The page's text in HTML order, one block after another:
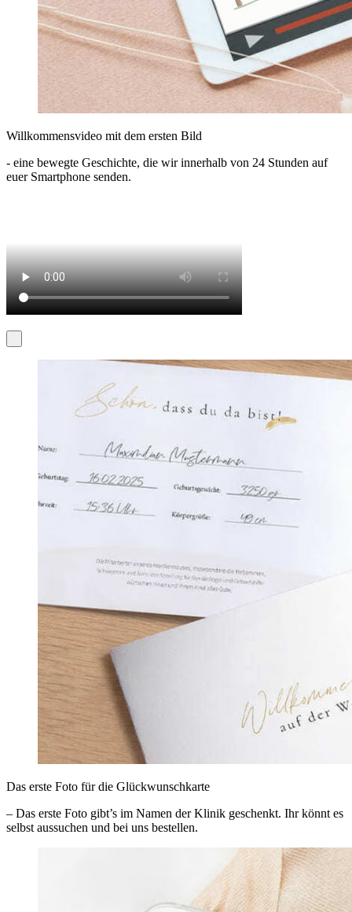
Willkommensvideo mit dem ersten Bild
- eine bewegte Geschichte, die wir innerhalb von 24 Stunden auf
euer Smartphone senden.
Das erste Foto für die Glückwunschkarte
– Das erste Foto gibt’s im Namen der Klinik geschenkt. Ihr könnt es
selbst aussuchen und bei uns bestellen.